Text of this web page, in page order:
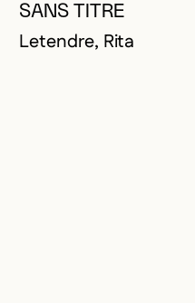
SANS TITRE
Letendre, Rita